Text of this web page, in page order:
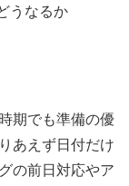
うなるか
期でも準備の優
あえず日付だけ
の前日対応やア